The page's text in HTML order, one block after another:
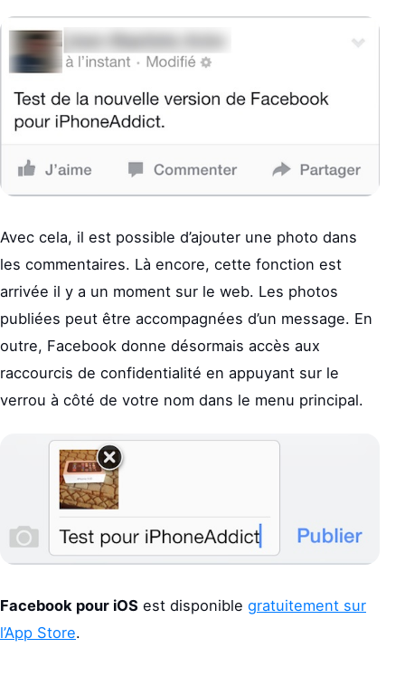
Avec cela, il est possible d’ajouter une photo dans
les commentaires. Là encore, cette fonction est
arrivée il y a un moment sur le web. Les photos
publiées peut être accompagnées d’un message. En
outre, Facebook donne désormais accès aux
raccourcis de confidentialité en appuyant sur le
verrou à côté de votre nom dans le menu principal.
Facebook pour iOS est disponible gratuitement sur
l’App Store.